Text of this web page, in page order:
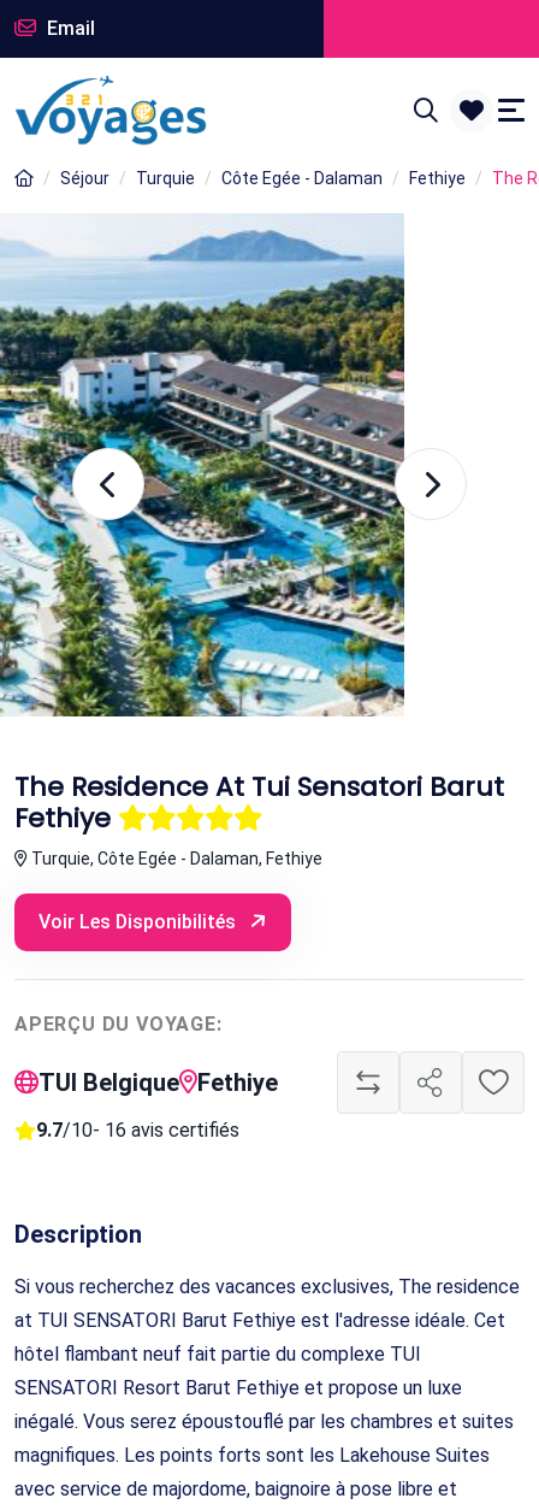
Email
Séjour Turquie Côte Egée - Dalaman Fethiye The
The Residence At Tui Sensatori Barut
Fethiye
Turquie, Côte Egée - Dalaman, Fethiye
Voir Les Disponibilités
APERÇU DU VOYAGE:
TUI Belgique Fethiye
9.7/10- 16 avis certifiés
Description
Si vous recherchez des vacances exclusives, The residence
at TUI SENSATORI Barut Fethiye est l'adresse idéale. Cet
hôtel flambant neuf fait partie du complexe TUI
SENSATORI Resort Barut Fethiye et propose un luxe
inégalé. Vous serez époustouflé par les chambres et suites
magnifiques. Les points forts sont les Lakehouse Suites
avec service de majordome, baignoire à pose libre et